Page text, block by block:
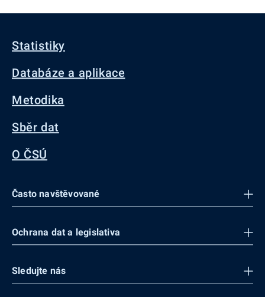
Statistiky
Databáze a aplikace
Metodika
Sběr dat
O ČSÚ
Často navštěvované
Ochrana dat a legislativa
Sledujte nás